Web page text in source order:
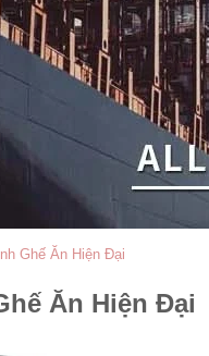
Ghế Ăn Hiện Đại
Ăn Hiện Đại